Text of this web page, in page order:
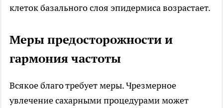
клеток базального слоя эпидермиса возрастает.
Меры предосторожности и
гармония частоты
Всякое благо требует меры. Чрезмерное
увлечение сахарными процедурами может